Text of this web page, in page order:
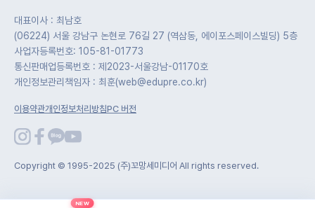
대표이사 : 최남호
(06224) 서울 강남구 논현로 76길 27 (역삼동, 에이포스페이스빌딩) 5층
사업자등록번호: 105-81-01773
통신판매업등록번호 : 제2023-서울강남-01170호
개인정보관리책임자 : 최훈(web@edupre.co.kr)
이용약관개인정보처리방침PC 버전
Copyright © 1995-2025 (주)꼬망세미디어 All rights reserved.
NEW